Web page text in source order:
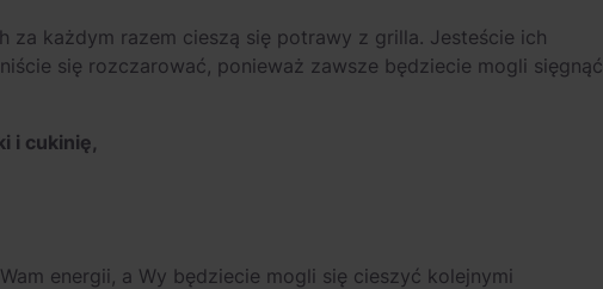
za każdym razem cieszą się potrawy z grilla. Jesteście ich
się rozczarować, ponieważ zawsze będziecie mogli sięgnąć
i cukinię,
energii, a Wy będziecie mogli się cieszyć kolejnymi